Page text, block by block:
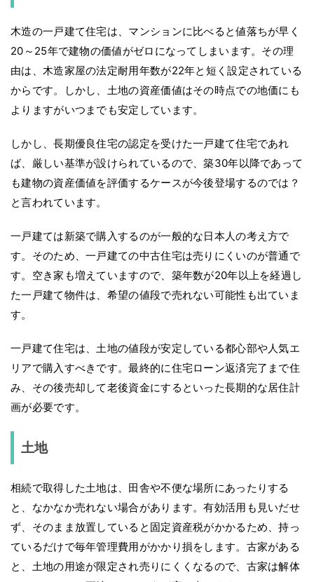
木造の一戸建て住宅は、マンションに比べると値落ちが早く
20～25年で建物の価値がゼロになってしまいます。その理
由は、木造家屋の法定耐用年数が22年と短く設定されている
からです。しかし、土地の資産価値はその時点での地価にも
よりますがいつまでも安定しています。
しかし、長期優良住宅の認定を受けた一戸建て住宅であれ
ば、厳しい基準が設けられているので、築30年以降であって
も建物の資産価値を評価するケースが今後登場するのでは？
と言われています。
一戸建ては新築で購入するのが一般的な日本人の考え方で
す。そのため、一戸建ての中古住宅は売りにくいのが普通で
す。空き家も増えていますので、築年数が20年以上を経過し
た一戸建て物件は、希望の値段で売れない可能性も出ていま
す。
一戸建て住宅は、土地の値段が安定している都心部や人気エ
リアで購入すべきです。最終的に住宅ローン返済完了まで住
み、その後売却して老後資金にするといった長期的な居住計
画が必要です。
土地
相続で取得した土地は、田舎や不便な場所にあったりする
と、なかなか売れない場合があります。有効活用も見いだせ
ず、そのまま放置していると固定資産税がかかるため、持っ
ているだけで毎年管理費用がかかり損をします。古家がある
と、土地の用途が限定され売りにくくなるので、古家は解体